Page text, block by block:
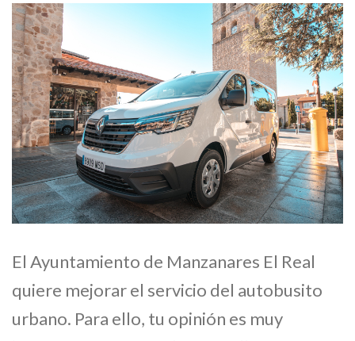
El Ayuntamiento de Manzanares El Real
quiere mejorar el servicio del autobusito
urbano. Para ello, tu opinión es muy